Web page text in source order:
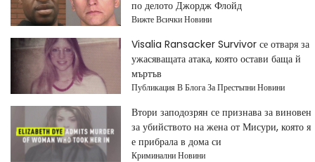
по делото Джордж Флойд
Вижте Всички Новини
Visalia Ransacker Survivor се отваря за
ужасяващата атака, която остави баща й
мъртъв
Публикация В Блога За Престъпни Новини
Втори заподозрян се признава за виновен
за убийството на жена от Мисури, която я
е прибрала в дома си
Криминални Новини